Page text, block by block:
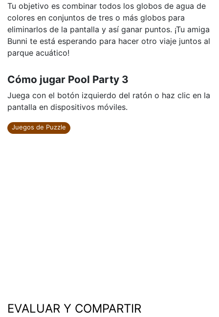
Tu objetivo es combinar todos los globos de agua de
colores en conjuntos de tres o más globos para
eliminarlos de la pantalla y así ganar puntos. ¡Tu amiga
Bunni te está esperando para hacer otro viaje juntos al
parque acuático!
Cómo jugar Pool Party 3
Juega con el botón izquierdo del ratón o haz clic en la
pantalla en dispositivos móviles.
Juegos de Puzzle
EVALUAR Y COMPARTIR